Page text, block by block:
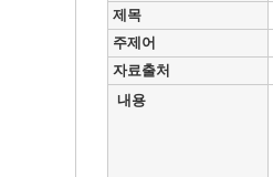
제목
주제어
자료출처
내용